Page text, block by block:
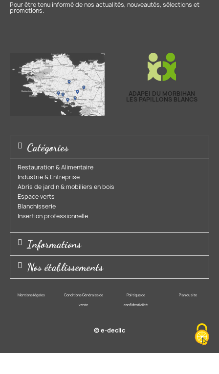
Pour être tenu informé de nos actualités, nouveautés, sélections et
promotions.
ADAPEI DU MORBIHAN
LES PAPILLONS BLANCS
Catégories
Restauration & Alimentaire
Industrie & Entreprise​
Abris de jardin & mobiliers en bois​
Espace verts​
Blanchisserie​
Insertion professionnelle​
Informations
Nos établissements
Mentions légales Conditions Générales de
vente
Politique de
confidentialité
Plan du site
© e-declic